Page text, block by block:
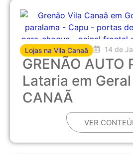
Lojas na Vila Canaã 14 de
GRENÃO AUTO
Lataria em
CANAÃ
VER